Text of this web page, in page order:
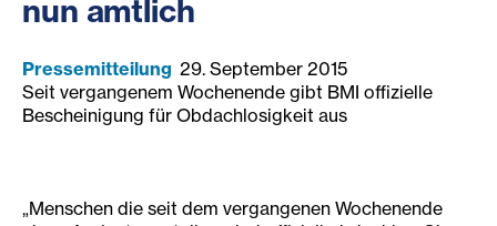
nun amtlich
Pressemitteilung 29. September 2015
Seit vergangenem Wochenende gibt BMI offizielle
Bescheinigung für Obdachlosigkeit aus
„Menschen die seit dem vergangenen Wochenende